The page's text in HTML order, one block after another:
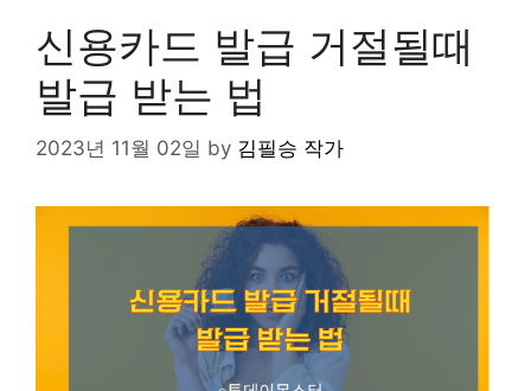
신용카드 발급 거절될때
발급 받는 법
2023년 11월 02일 by 김필승 작가